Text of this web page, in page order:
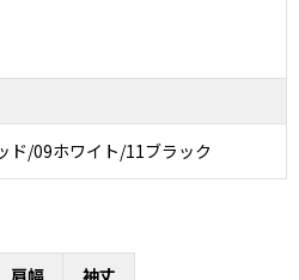
ド/09ホワイト/11ブラック